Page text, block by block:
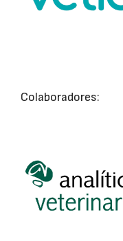
Colaboradores: